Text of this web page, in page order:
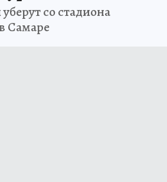
со стадиона
Самаре